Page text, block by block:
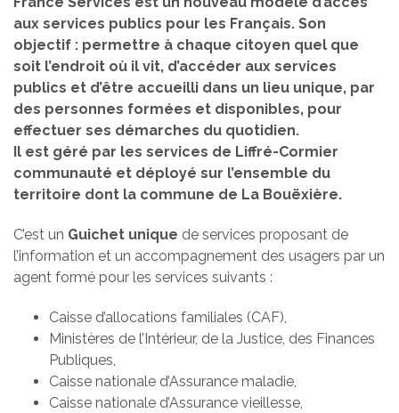
aux services publics pour les Français. Son
objectif : permettre à chaque citoyen quel que
soit l’endroit où il vit, d’accéder aux services
publics et d’être accueilli dans un lieu unique, par
des personnes formées et disponibles, pour
effectuer ses démarches du quotidien.
Il est géré par les services de Liffré-Cormier
communauté et déployé sur l’ensemble du
territoire dont la commune de La Bouëxière.
C’est un Guichet unique de services proposant de
l’information et un accompagnement des usagers par un
agent formé pour les services suivants :
Caisse d’allocations familiales (CAF),
Ministères de l’Intérieur, de la Justice, des Finances
Publiques,
Caisse nationale d’Assurance maladie,
Caisse nationale d’Assurance vieillesse,